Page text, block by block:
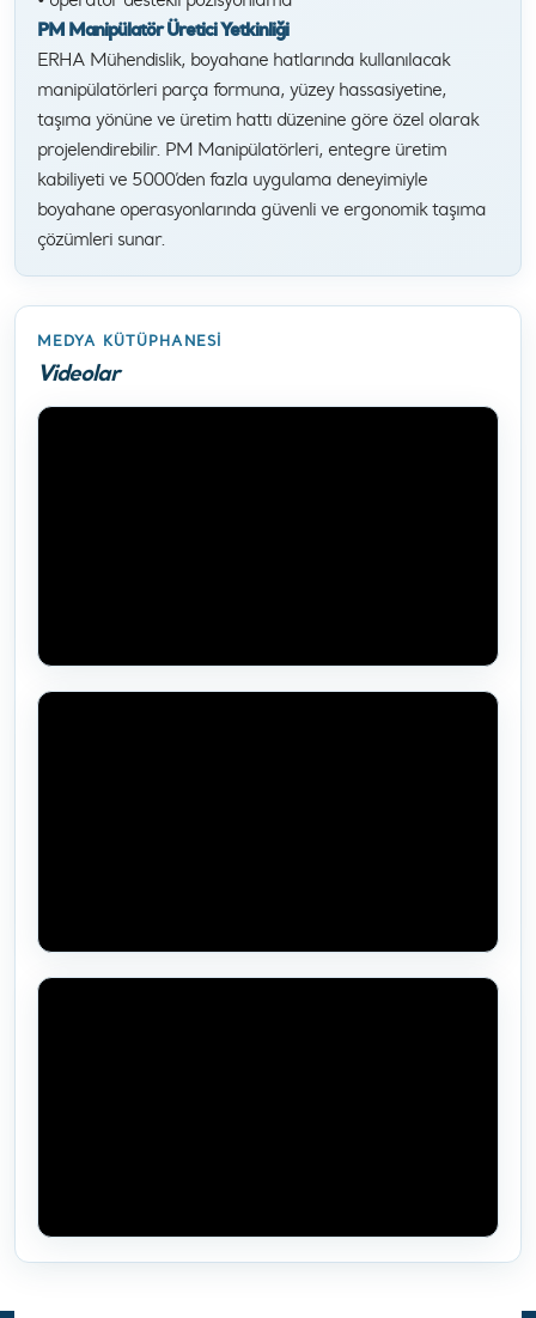
PM Manipülatör Üretici Yetkinliği
ERHA Mühendislik, boyahane hatlarında kullanılacak
manipülatörleri parça formuna, yüzey hassasiyetine,
taşıma yönüne ve üretim hattı düzenine göre özel olarak
projelendirebilir. PM Manipülatörleri, entegre üretim
kabiliyeti ve 5000’den fazla uygulama deneyimiyle
boyahane operasyonlarında güvenli ve ergonomik taşıma
çözümleri sunar.
MEDYA KÜTÜPHANESI
Videolar